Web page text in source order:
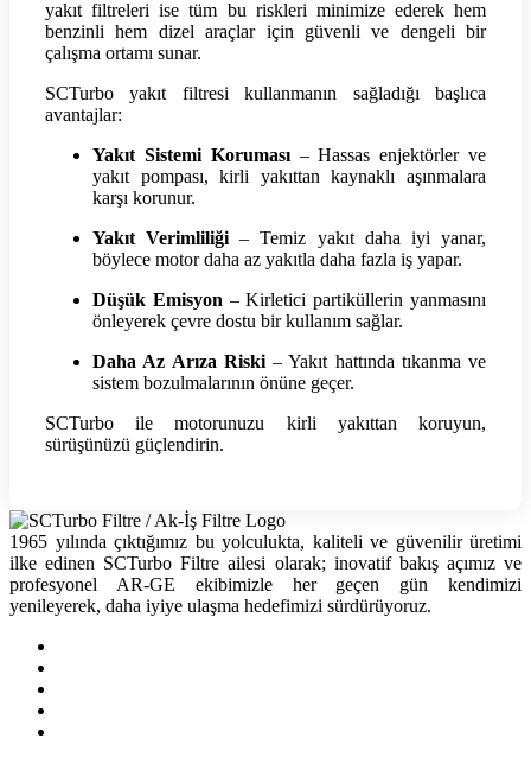
yakıt filtreleri ise tüm bu riskleri minimize ederek hem
benzinli hem dizel araçlar için güvenli ve dengeli bir
çalışma ortamı sunar.
SCTurbo yakıt filtresi kullanmanın sağladığı başlıca
avantajlar:
Yakıt Sistemi Koruması– Hassas enjektörler ve
yakıt pompası, kirli yakıttan kaynaklı aşınmalara
karşı korunur.
Yakıt Verimliliği – Temiz yakıt daha iyi yanar,
böylece motor daha az yakıtla daha fazla iş yapar.
Düşük Emisyon – Kirletici partiküllerin yanmasını
önleyerek çevre dostu bir kullanım sağlar.
Daha Az Arıza Riski– Yakıt hattında tıkanma ve
sistem bozulmalarının önüne geçer.
SCTurbo ile motorunuzu kirli yakıttan koruyun,
sürüşünüzü güçlendirin.
1965 yılında çıktığımız bu yolculukta, kaliteli ve güvenilir üretimi
ilke edinen SCTurbo Filtre ailesi olarak; inovatif bakış açımız ve
profesyonel AR-GE ekibimizle her geçen gün kendimizi
yenileyerek, daha iyiye ulaşma hedefimizi sürdürüyoruz.